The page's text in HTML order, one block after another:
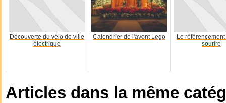
Découverte du vélo de ville
électrique
Calendrier de l'avent Lego
Le
sourire
Articles dans la même